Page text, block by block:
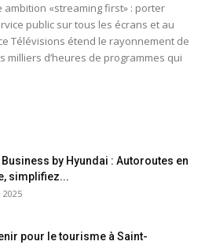
«streaming first» : porter
public sur tous les écrans et au
Télévisions étend le rayonnement de
milliers d’heures de programmes qui
Business by Hyundai : Autoroutes en
simplifiez...
pour le tourisme à Saint-